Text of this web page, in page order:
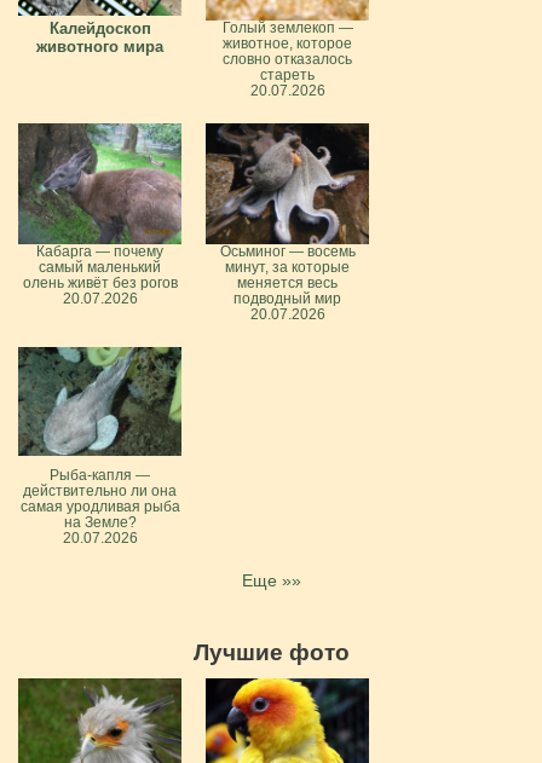
Калейдоскоп
животного мира
Голый землекоп —
животное, которое
словно отказалось
стареть
20.07.2026
Кабарга — почему
самый маленький
олень живёт без рогов
20.07.2026
Осьминог — восемь
минут, за которые
меняется весь
подводный мир
20.07.2026
Рыба-капля —
действительно ли она
самая уродливая рыба
на Земле?
20.07.2026
Еще »»
Лучшие фото